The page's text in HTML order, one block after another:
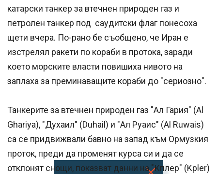
катарски танкер за втечнен природен газ и
петролен танкер под саудитски флаг понесоха
щети вчера. По-рано бе съобщено, че Иран е
изстрелял ракети по кораби в протока, заради
което морските власти повишиха нивото на
заплаха за преминаващите кораби до "сериозно".
Танкерите за втечнен природен газ "Ал Гария" (Al
Ghariya), "Духаил" (Duhail) и "Ал Руаис" (Al Ruwais)
са се придвижвали бавно на запад към Ормузкия
проток, преди да променят курса си и да се
отклонят снощи, показват данни на "Кплер" (Kpler)